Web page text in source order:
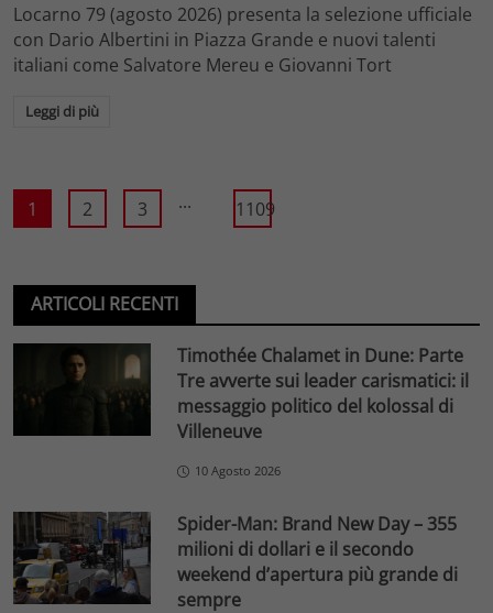
Locarno 79 (agosto 2026) presenta la selezione ufficiale
con Dario Albertini in Piazza Grande e nuovi talenti
italiani come Salvatore Mereu e Giovanni Tort
Leggi di più
1 2 3 ... 1109
ARTICOLI RECENTI
Timothée Chalamet in Dune: Parte
Tre avverte sui leader carismatici: il
messaggio politico del kolossal di
Villeneuve
10 Agosto 2026
Spider-Man: Brand New Day – 355
milioni di dollari e il secondo
weekend d’apertura più grande di
sempre